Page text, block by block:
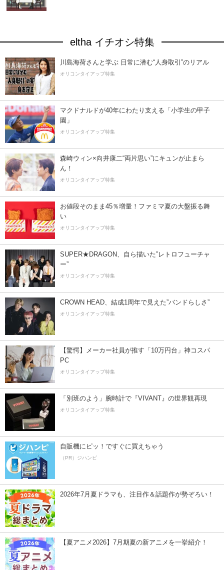
eltha イチオシ特集
川島海荷さんと学ぶ 日常に潜む“人身取引”のリアル
オリコンタイアップ特集
マクドナルドが40年にわたり支える「小学生の甲子
園」
オリコンタイアップ特集
森崎ウィン×向井康二“両片思い”にキュンが止まら
ん！
オリコンタイアップ特集
お値段そのまま45％増量！ファミマ夏の大盤振る舞
い
オリコンタイアップ特集
SUPER★DRAGON、自ら描いた”レトロフューチャ
ー”
オリコンタイアップ特集
CROWN HEAD、結成1周年で見えた”バンドらしさ”
オリコンタイアップ特集
【驚愕】メーカー社員が推す「10万円台」神コスパ
PC
オリコンタイアップ特集
「別班のよう」腕時計で『VIVANT』の世界観再現
オリコンタイアップ特集
自販機にピッ！ですぐに買えちゃう
（PR）ジハンピ
2026年7月夏ドラマも、注目作＆話題作が勢ぞろい！
【夏アニメ2026】7月期夏の新アニメを一挙紹介！